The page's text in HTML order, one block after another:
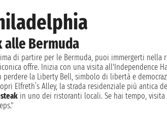
alle Bermuda
di partire per le Bermuda, puoi immergerti nella
offre. Inizia con una visita all'Independence
la Liberty Bell, simbolo di libertà e
Elfreth’s Alley, la strada residenziale più antica
in uno dei ristoranti locali. Se hai tempo,